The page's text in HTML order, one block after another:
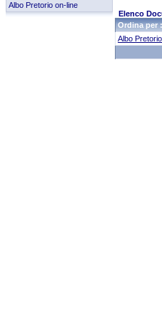
Albo Pretorio on-line
Elenco
Ordina
Albo